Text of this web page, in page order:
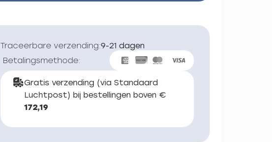
Traceerbare verzending:9-21 dagen
Betalingsmethode:
Gratis verzending (via Standaard
Luchtpost) bij bestellingen boven €
172,19